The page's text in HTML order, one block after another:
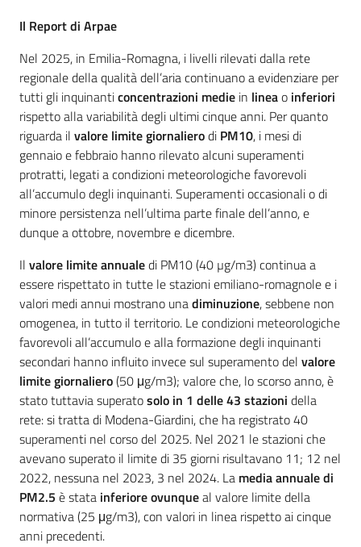
Il Report di Arpae
Nel 2025, in Emilia-Romagna, i livelli rilevati dalla rete
regionale della qualità dell’aria continuano a evidenziare per
tutti gli inquinanticoncentrazioni medie in lineao inferiori
rispetto alla variabilità degli ultimi cinque anni. Per quanto
riguarda il valore limite giornalierodi PM10, i mesi di
gennaio e febbraio hanno rilevato alcuni superamenti
protratti, legati a condizioni meteorologiche favorevoli
all’accumulo degli inquinanti. Superamenti occasionali o di
minore persistenza nell’ultima parte finale dell’anno, e
dunque a ottobre, novembre e dicembre.
Il valore limite annualedi PM10 (40 µg/m3) continua a
essere rispettato in tutte le stazioni emiliano-romagnole e i
valori medi annui mostrano unadiminuzione, sebbene non
omogenea, in tutto il territorio. Le condizioni meteorologiche
favorevoli all’accumulo e alla formazione degli inquinanti
secondari hanno influito invece sul superamento del valore
limite giornaliero(50 μg/m3); valore che, lo scorso anno, è
stato tuttavia superatosolo in 1 delle 43 stazioni della
rete: si tratta di Modena-Giardini, che ha registrato 40
superamenti nel corso del 2025. Nel 2021 le stazioni che
avevano superato il limite di 35 giorni risultavano 11; 12 nel
2022, nessuna nel 2023, 3 nel 2024. La media annuale di
PM2.5 è stata inferiore ovunqueal valore limite della
normativa (25 μg/m3), con valori in linea rispetto ai cinque
anni precedenti.